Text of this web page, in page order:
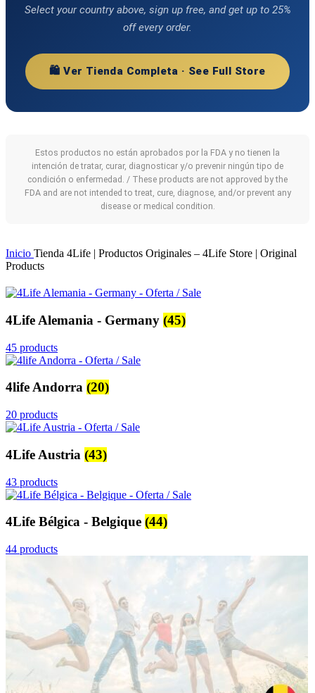
Select your country above, sign up free, and get up to 25%
off every order.
🛍️ Ver Tienda Completa · See Full Store
Estos productos no están aprobados por la FDA y no tienen la
intención de tratar, curar, diagnosticar y/o prevenir ningún tipo de
condición o enfermedad. / These products are not approved by the
FDA and are not intended to treat, cure, diagnose, and/or prevent any
disease or medical condition.
Inicio Tienda 4Life | Productos Originales – 4Life Store | Original
Products
4Life Alemania - Germany (45)
45 products
4life Andorra (20)
20 products
4Life Austria (43)
43 products
4Life Bélgica - Belgique (44)
44 products